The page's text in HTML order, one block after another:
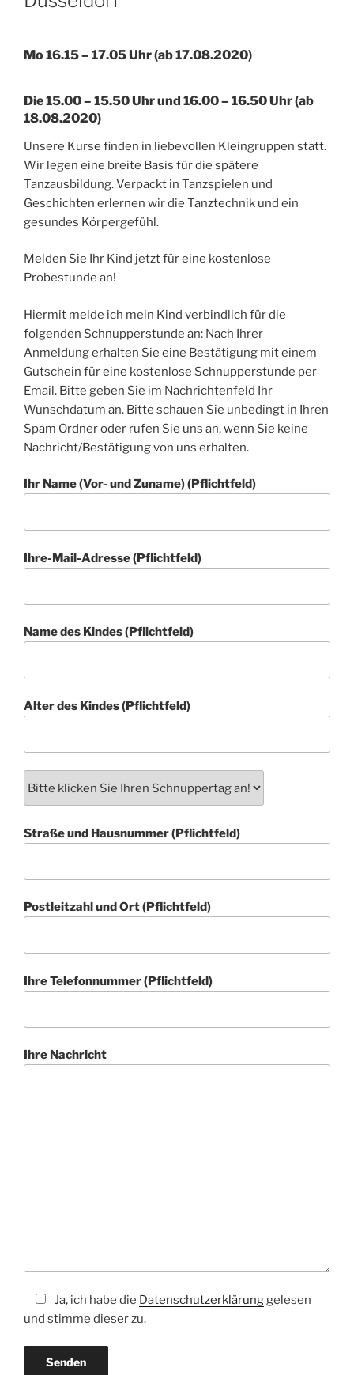
Mo 16.15 – 17.05 Uhr (ab 17.08.2020)
Die 15.00 – 15.50 Uhr und 16.00 – 16.50 Uhr (ab
18.08.2020)
Unsere Kurse finden in liebevollen Kleingruppen statt.
Wir legen eine breite Basis für die spätere
Tanzausbildung. Verpackt in Tanzspielen und
Geschichten erlernen wir die Tanztechnik und ein
gesundes Körpergefühl.
Melden Sie Ihr Kind jetzt für eine kostenlose
Probestunde an!
Hiermit melde ich mein Kind verbindlich für die
folgenden Schnupperstunde an: Nach Ihrer
Anmeldung erhalten Sie eine Bestätigung mit einem
Gutschein für eine kostenlose Schnupperstunde per
Email. Bitte geben Sie im Nachrichtenfeld Ihr
Wunschdatum an. Bitte schauen Sie unbedingt in Ihren
Spam Ordner oder rufen Sie uns an, wenn Sie keine
Nachricht/Bestätigung von uns erhalten.
Ihr Name (Vor- und Zuname) (Pflichtfeld)
Ihre-Mail-Adresse (Pflichtfeld)
Name des Kindes (Pflichtfeld)
Alter des Kindes (Pflichtfeld)
Straße und Hausnummer (Pflichtfeld)
Postleitzahl und Ort (Pflichtfeld)
Ihre Telefonnummer (Pflichtfeld)
Ihre Nachricht
Ja, ich habe die Datenschutzerklärunggelesen
und stimme dieser zu.